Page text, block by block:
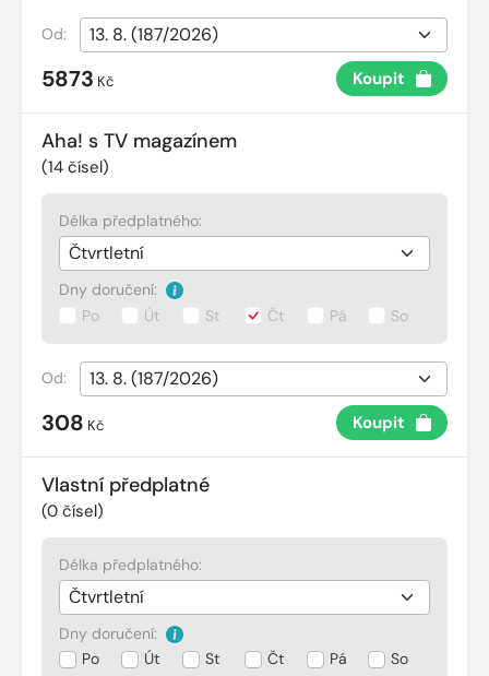
Od:
5873 Kč Koupit
Aha! s TV magazínem
(14 čísel)
Délka předplatného:
Dny doručení:
Po
Út St Čt Pá So
Od:
308 Kč Koupit
Vlastní předplatné
(0 čísel)
Délka předplatného:
Dny doručení:
Po
Út St Čt Pá So